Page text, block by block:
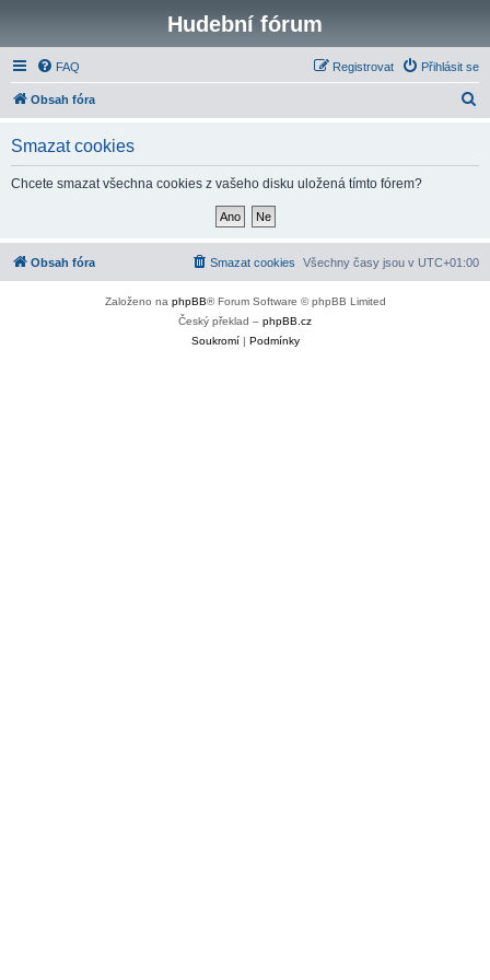
Hudební fórum
FAQ Přihlásit se
Registrovat
Obsah fóra
Smazat cookies
Chcete smazat všechna cookies z vašeho disku uložená tímto fórem?
Obsah fóra Všechny časy jsou v UTC+01:00
Smazat cookies
Založeno na phpBB® Forum Software © phpBB Limited
Český překlad – phpBB.cz
Soukromí| Podmínky